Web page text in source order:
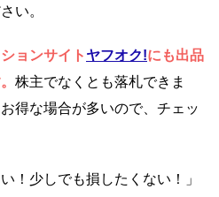
い。
ョンサイト ヤフオク!にも出品
株主でなくとも落札できま
得な場合が多いので、チェッ
！少しでも損したくない！」